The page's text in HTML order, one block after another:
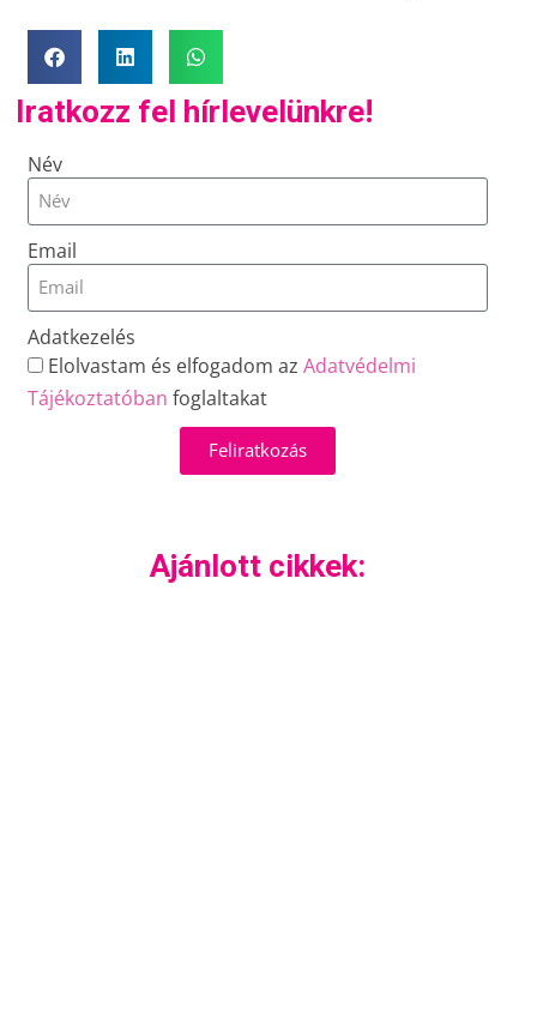
Iratkozz fel hírlevelünkre!
Név
Email
Adatkezelés
Elolvastam és elfogadom azAdatvédelmi
Tájékoztatóban foglaltakat
Feliratkozás
Ajánlott cikkek: